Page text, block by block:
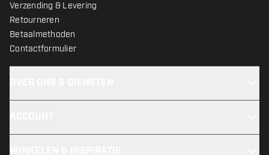
Verzending & Levering
Retourneren
Betaalmethoden
Contactformulier